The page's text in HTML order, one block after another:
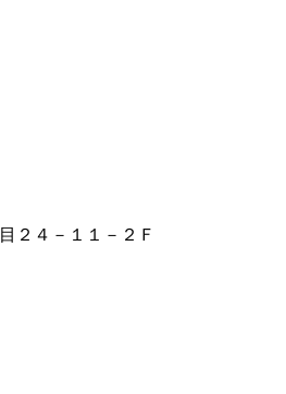
２４－１１－２Ｆ